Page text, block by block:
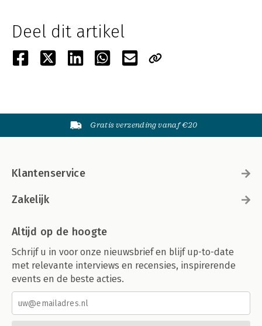
Deel dit artikel
Gratis verzending vanaf €20
Klantenservice
Zakelijk
Altijd op de hoogte
Schrijf u in voor onze nieuwsbrief en blijf up-to-date
met relevante interviews en recensies, inspirerende
events en de beste acties.